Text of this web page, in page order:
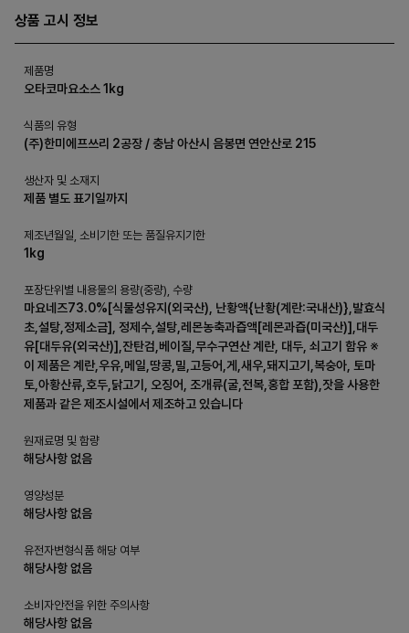
상품 고시 정보
제품명
오타코마요소스 1kg
식품의 유형
(주)한미에프쓰리 2공장 / 충남 아산시 음봉면 연안산로 215
생산자 및 소재지
제품 별도 표기일까지
제조년월일, 소비기한 또는 품질유지기한
1kg
포장단위별 내용물의 용량(중량), 수량
마요네즈73.0%[식물성유지(외국산), 난황액{난황(계란:국내산)},발효식
초,설탕,정제소금], 정제수,설탕,레몬농축과즙액[레몬과즙(미국산)],대두
유[대두유(외국산)],잔탄검,베이질,무수구연산 계란, 대두, 쇠고기 함유 ※
이 제품은 계란,우유,메일,땅콩,밀,고등어,게,새우,돼지고기,복숭아, 토마
토,아황산류,호두,닭고기, 오징어, 조개류(굴,전복,홍합 포함),잣을 사용한
제품과 같은 제조시설에서 제조하고 있습니다
원재료명 및 함량
해당사항 없음
영양성분
해당사항 없음
유전자변형식품 해당 여부
해당사항 없음
소비자안전을 위한 주의사항
해당사항 없음